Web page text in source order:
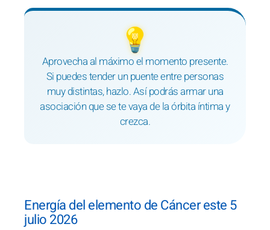
💡
Aprovecha al máximo el momento presente.
Si puedes tender un puente entre personas
muy distintas, hazlo. Así podrás armar una
asociación que se te vaya de la órbita íntima y
crezca.
Energía del elemento de Cáncer este 5
julio 2026